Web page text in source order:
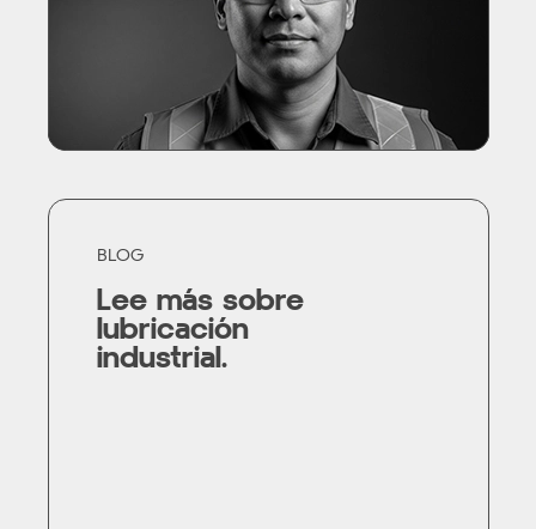
BLOG
Lee más sobre
lubricación
industrial.